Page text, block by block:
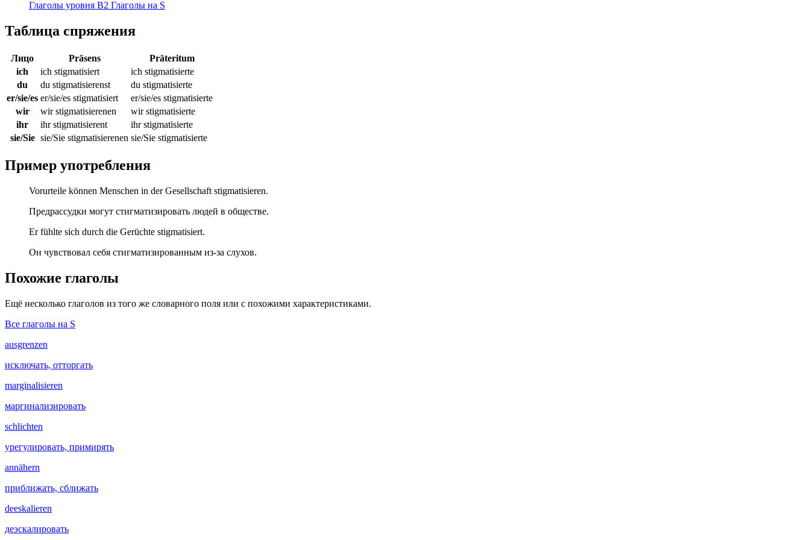
Глаголы уровня B2 Глаголы на S
Таблица спряжения
Лицо Präsens
Präteritum
ich
ich stigmatisiert
ich stigmatisierte
du
du stigmatisierenst
du stigmatisierte
er/sie/es er/sie/es stigmatisiert
er/sie/es stigmatisierte
wir
wir stigmatisierenen
wir stigmatisierte
ihr
ihr stigmatisierent
ihr stigmatisierte
sie/Sie sie/Sie stigmatisierenen sie/Sie stigmatisierte
Пример употребления
Vorurteile können Menschen in der Gesellschaft stigmatisieren.
Предрассудки могут стигматизировать людей в обществе.
Er fühlte sich durch die Gerüchte stigmatisiert.
Он чувствовал себя стигматизированным из-за слухов.
Похожие глаголы
Ещё несколько глаголов из того же словарного поля или с похожими характеристиками.
Все глаголы на S
ausgrenzen
исключать, отторгать
marginalisieren
маргинализировать
schlichten
урегулировать, примирять
annähern
приближать, сближать
deeskalieren
деэскалировать